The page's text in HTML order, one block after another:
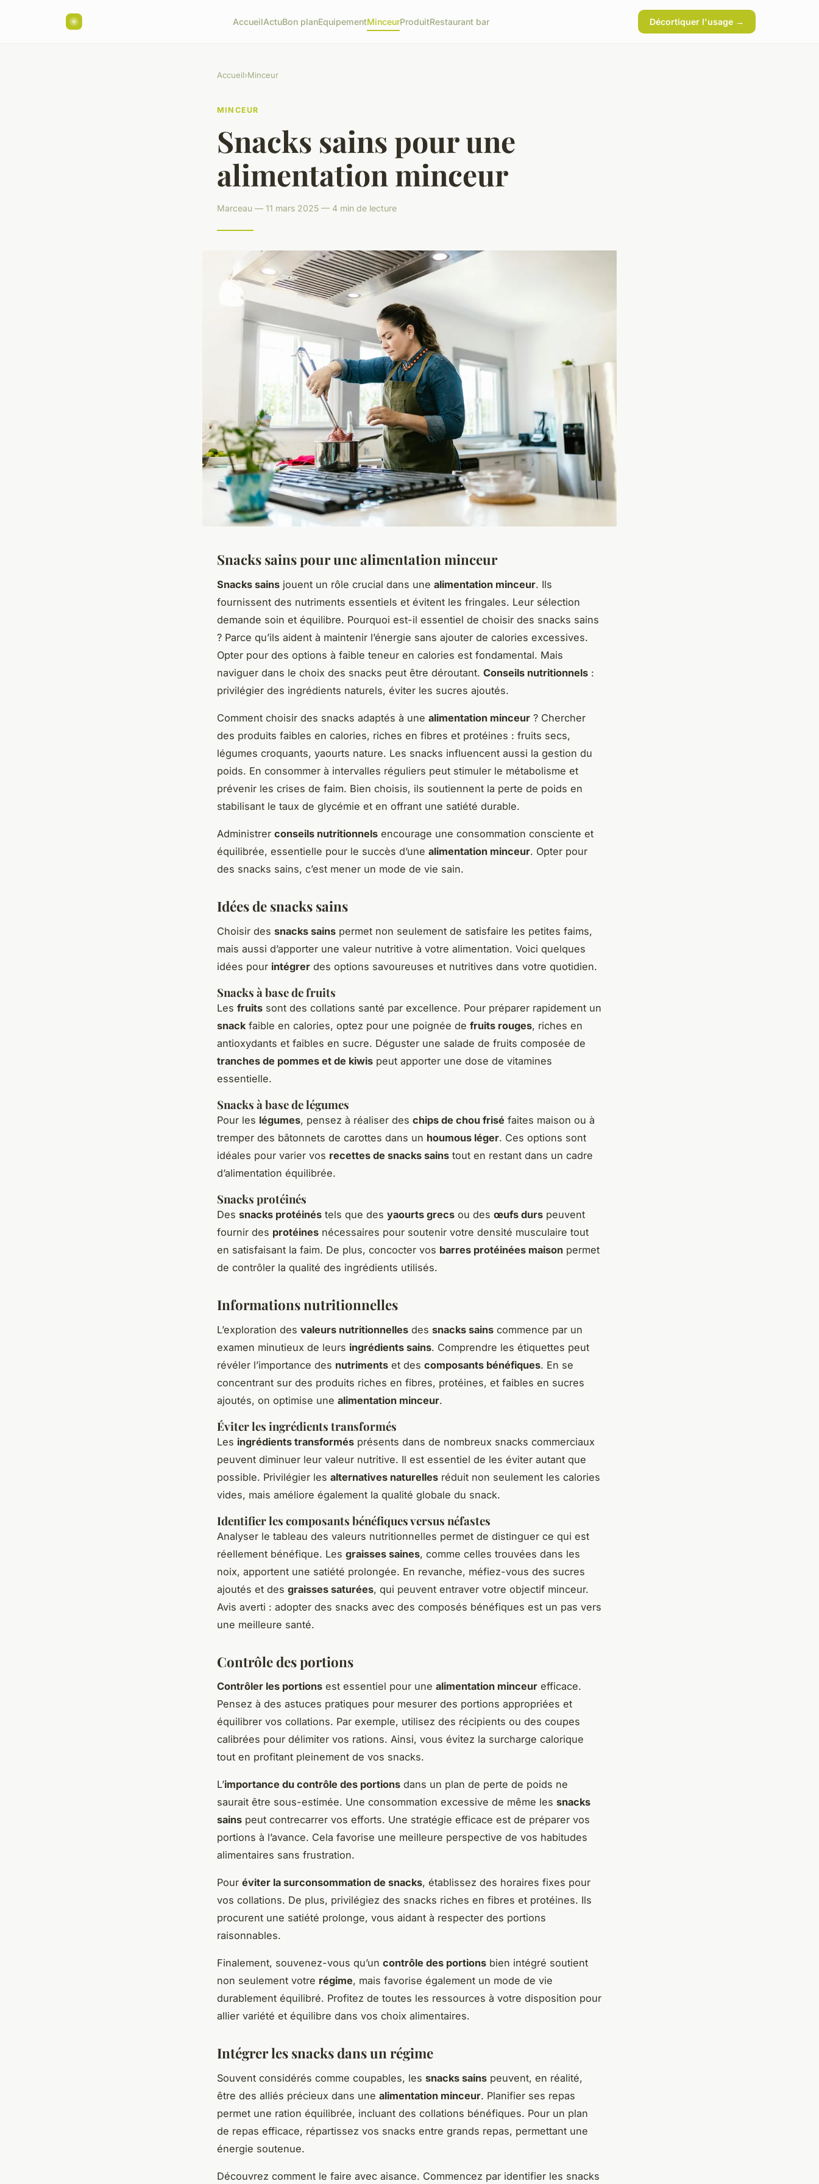
AccueilActuBon planEquipementMinceurProduitRestaurant bar Décortiquer l'usage →
Accueil›Minceur
MINCEUR
Snacks sains pour une
alimentation minceur
Marceau — 11 mars 2025 — 4 min de lecture
Snacks sains pour une alimentation minceur
Snacks sains jouent un rôle crucial dans une alimentation minceur. Ils
fournissent des nutriments essentiels et évitent les fringales. Leur sélection
demande soin et équilibre. Pourquoi est-il essentiel de choisir des snacks sains
? Parce qu’ils aident à maintenir l’énergie sans ajouter de calories excessives.
Opter pour des options à faible teneur en calories est fondamental. Mais
naviguer dans le choix des snacks peut être déroutant. Conseils nutritionnels :
privilégier des ingrédients naturels, éviter les sucres ajoutés.
Comment choisir des snacks adaptés à une alimentation minceur ? Chercher
des produits faibles en calories, riches en fibres et protéines : fruits secs,
légumes croquants, yaourts nature. Les snacks influencent aussi la gestion du
poids. En consommer à intervalles réguliers peut stimuler le métabolisme et
prévenir les crises de faim. Bien choisis, ils soutiennent la perte de poids en
stabilisant le taux de glycémie et en offrant une satiété durable.
Administrer conseils nutritionnels encourage une consommation consciente et
équilibrée, essentielle pour le succès d’une alimentation minceur. Opter pour
des snacks sains, c’est mener un mode de vie sain.
Idées de snacks sains
Choisir des snacks sains permet non seulement de satisfaire les petites faims,
mais aussi d’apporter une valeur nutritive à votre alimentation. Voici quelques
idées pour intégrer des options savoureuses et nutritives dans votre quotidien.
Snacks à base de fruits
Les fruits sont des collations santé par excellence. Pour préparer rapidement un
snack faible en calories, optez pour une poignée de fruits rouges, riches en
antioxydants et faibles en sucre. Déguster une salade de fruits composée de
tranches de pommes et de kiwis peut apporter une dose de vitamines
essentielle.
Snacks à base de légumes
Pour les légumes, pensez à réaliser des chips de chou frisé faites maison ou à
tremper des bâtonnets de carottes dans un houmous léger. Ces options sont
idéales pour varier vos recettes de snacks sains tout en restant dans un cadre
d’alimentation équilibrée.
Snacks protéinés
Des snacks protéinés tels que des yaourts grecs ou des œufs durs peuvent
fournir des protéines nécessaires pour soutenir votre densité musculaire tout
en satisfaisant la faim. De plus, concocter vos barres protéinées maison permet
de contrôler la qualité des ingrédients utilisés.
Informations nutritionnelles
L’exploration des valeurs nutritionnelles des snacks sains commence par un
examen minutieux de leurs ingrédients sains. Comprendre les étiquettes peut
révéler l’importance des nutriments et des composants bénéfiques. En se
concentrant sur des produits riches en fibres, protéines, et faibles en sucres
ajoutés, on optimise une alimentation minceur.
Éviter les ingrédients transformés
Les ingrédients transformés présents dans de nombreux snacks commerciaux
peuvent diminuer leur valeur nutritive. Il est essentiel de les éviter autant que
possible. Privilégier les alternatives naturelles réduit non seulement les calories
vides, mais améliore également la qualité globale du snack.
Identifier les composants bénéfiques versus néfastes
Analyser le tableau des valeurs nutritionnelles permet de distinguer ce qui est
réellement bénéfique. Les graisses saines, comme celles trouvées dans les
noix, apportent une satiété prolongée. En revanche, méfiez-vous des sucres
ajoutés et des graisses saturées, qui peuvent entraver votre objectif minceur.
Avis averti : adopter des snacks avec des composés bénéfiques est un pas vers
une meilleure santé.
Contrôle des portions
Contrôler les portions est essentiel pour une alimentation minceur efficace.
Pensez à des astuces pratiques pour mesurer des portions appropriées et
équilibrer vos collations. Par exemple, utilisez des récipients ou des coupes
calibrées pour délimiter vos rations. Ainsi, vous évitez la surcharge calorique
tout en profitant pleinement de vos snacks.
L’importance du contrôle des portions dans un plan de perte de poids ne
saurait être sous-estimée. Une consommation excessive de même les snacks
sains peut contrecarrer vos efforts. Une stratégie efficace est de préparer vos
portions à l’avance. Cela favorise une meilleure perspective de vos habitudes
alimentaires sans frustration.
Pour éviter la surconsommation de snacks, établissez des horaires fixes pour
vos collations. De plus, privilégiez des snacks riches en fibres et protéines. Ils
procurent une satiété prolonge, vous aidant à respecter des portions
raisonnables.
Finalement, souvenez-vous qu’un contrôle des portions bien intégré soutient
non seulement votre régime, mais favorise également un mode de vie
durablement équilibré. Profitez de toutes les ressources à votre disposition pour
allier variété et équilibre dans vos choix alimentaires.
Intégrer les snacks dans un régime
Souvent considérés comme coupables, les snacks sains peuvent, en réalité,
être des alliés précieux dans une alimentation minceur. Planifier ses repas
permet une ration équilibrée, incluant des collations bénéfiques. Pour un plan
de repas efficace, répartissez vos snacks entre grands repas, permettant une
énergie soutenue.
Découvrez comment le faire avec aisance. Commencez par identifier les snacks